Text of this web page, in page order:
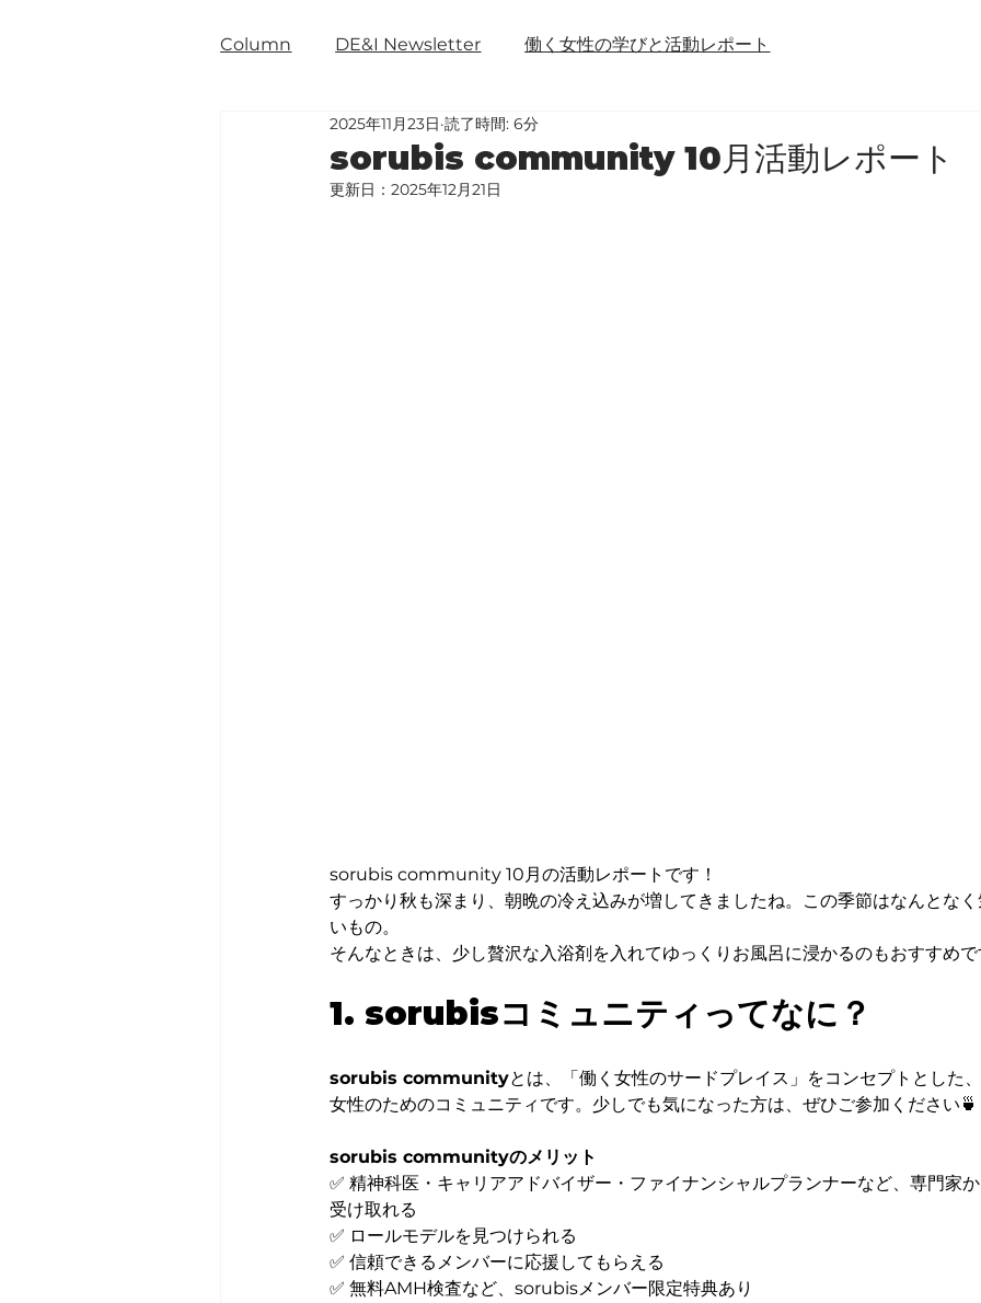
Column DE&I Newsletter 働く女性の学びと活動レポート
sorubis community 10月活動レポート
2025年11月23日 読了時間: 6分
更新日：2025年12月21日
sorubis community 10月の活動レポートです！
すっかり秋も深まり、朝晩の冷え込みが増してきましたね。この季節はなんとな
いもの。
そんなときは、少し贅沢な入浴剤を入れてゆっくりお風呂に浸かるのもおすすめで
1. sorubisコミュニティってなに？
sorubis communityとは、「働く女性のサードプレイス」をコンセプトとした
女性のためのコミュニティです。少しでも気になった方は、ぜひご参加ください🍵
sorubis communityのメリット
✅ 精神科医・キャリアアドバイザー・ファイナンシャルプランナーなど、専門家
受け取れる
✅ ロールモデルを見つけられる
✅ 信頼できるメンバーに応援してもらえる
✅ 無料AMH検査など、sorubisメンバー限定特典あり